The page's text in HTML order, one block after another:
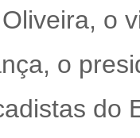
Oliveira, o
o
do